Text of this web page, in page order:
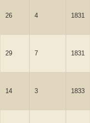
26 4 1831
29 7 1831
14 3 1833